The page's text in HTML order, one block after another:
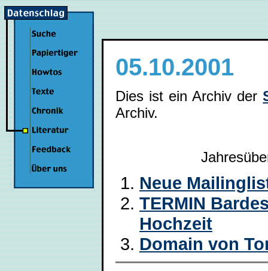
05.10.2001
Dies ist ein Archiv der
Archiv.
Neue
TERMIN
Hochzeit
Domain von